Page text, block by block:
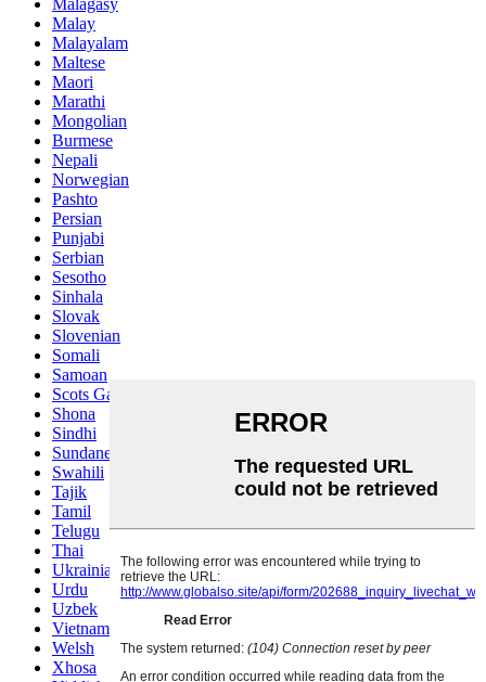
Malagasy
Malay
Malayalam
Maltese
Maori
Marathi
Mongolian
Burmese
Nepali
Norwegian
Pashto
Persian
Punjabi
Serbian
Sesotho
Sinhala
Slovak
Slovenian
Somali
Samoan
Scots Gaelic
Shona
Sindhi
Sundanese
Swahili
Tajik
Tamil
Telugu
Thai
Ukrainian
Urdu
Uzbek
Vietnamese
Welsh
Xhosa